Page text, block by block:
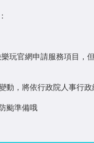
玩官網申請服務項目，
動，將依行政院人事行
颱準備哦